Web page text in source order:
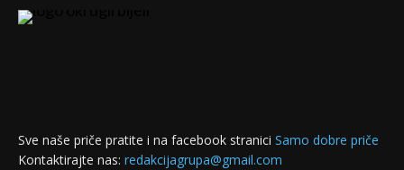
Sve naše priče pratite i na facebook stranici Samo dobre priče
Kontaktirajte nas: redakcijagrupa@gmail.com